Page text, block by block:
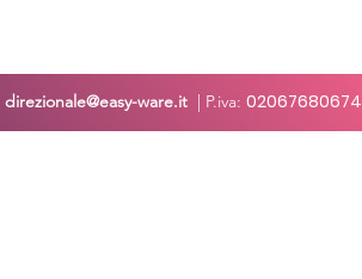
direzionale@easy-ware.it| P.iva: 02067680674